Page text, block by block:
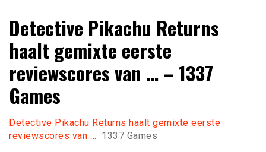
Online Krasloten RSS
jou verzameld
Detective Pikachu Returns
haalt gemixte eerste
reviewscores van … – 1337
Games
Detective Pikachu Returns haalt gemixte eerste
reviewscores van … 1337 Games